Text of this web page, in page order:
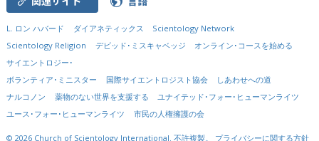
L. ロン ハバード ダイアネティックス
Scientology Network
Scientology Religion
デビッド･ミスキャベッジ
オンライン･コースを始める
サイエントロジー･
ボランティア･ミニスター
国際サイエントロジスト協会
しあわせへの道
ナルコノン
薬物のない世界を支援する
ユナイテッド･フォー･ヒューマンライツ
ユース･フォー･ヒューマンライツ
市民の人権擁護の会
© 2026 Church of Scientology International. 不許複製。 プライバシーに関する方針